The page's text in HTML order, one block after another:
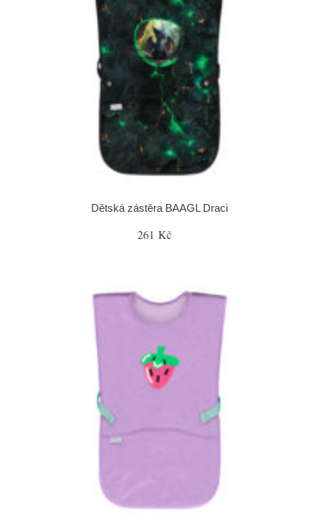
Dětská zástěra BAAGL Draci
261 Kč